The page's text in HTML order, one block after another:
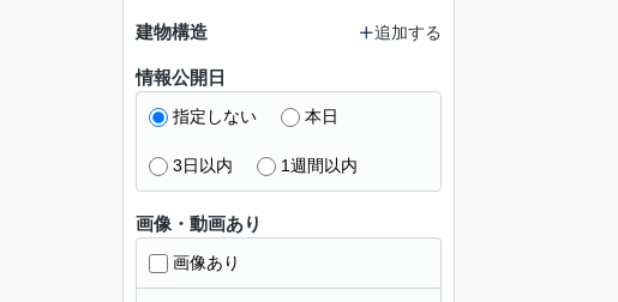
建物構造 追加する
情報公開日
指定しない 本日
3日以内 1週間以内
画像・動画あり
画像あり